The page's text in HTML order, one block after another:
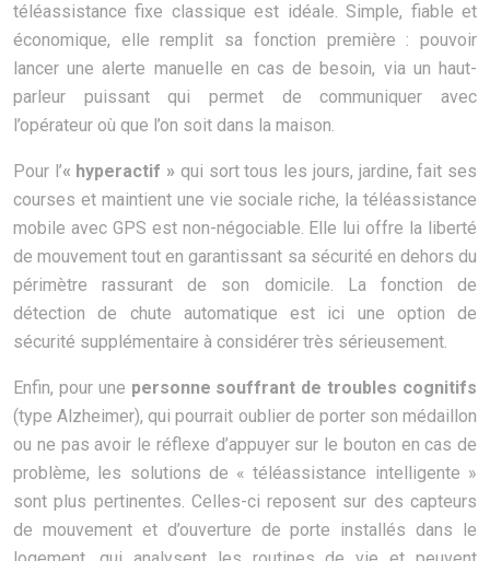
téléassistance fixe classique est idéale. Simple, fiable et
économique, elle remplit sa fonction première : pouvoir
lancer une alerte manuelle en cas de besoin, via un haut-
parleur puissant qui permet de communiquer avec
l’opérateur où que l’on soit dans la maison.
Pour l’« hyperactif » qui sort tous les jours, jardine, fait ses
courses et maintient une vie sociale riche, la téléassistance
mobile avec GPS est non-négociable. Elle lui offre la liberté
de mouvement tout en garantissant sa sécurité en dehors du
périmètre rassurant de son domicile. La fonction de
détection de chute automatique est ici une option de
sécurité supplémentaire à considérer très sérieusement.
Enfin, pour une personne souffrant de troubles cognitifs
(type Alzheimer), qui pourrait oublier de porter son médaillon
ou ne pas avoir le réflexe d’appuyer sur le bouton en cas de
problème, les solutions de « téléassistance intelligente »
sont plus pertinentes. Celles-ci reposent sur des capteurs
de mouvement et d’ouverture de porte installés dans le